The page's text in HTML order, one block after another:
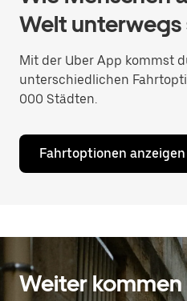
Welt unterwegs
Mit der Uber App kommst
unterschiedlichen
000 Städten.
Fahrtoptionen anzeigen
Weiter